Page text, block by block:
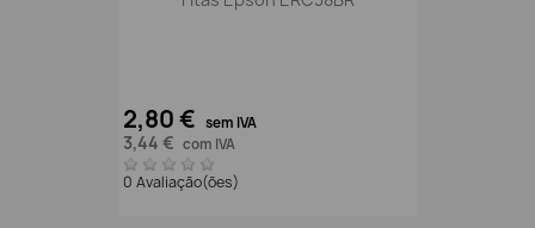
2,80 € sem IVA
3,44 € com IVA
0 Avaliação(ões)